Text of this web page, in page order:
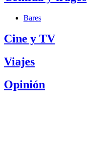
Bares
Cine y TV
Viajes
Opinión